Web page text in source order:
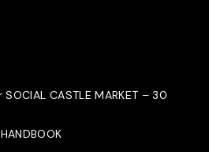
SOCIAL CASTLE MARKET – 30